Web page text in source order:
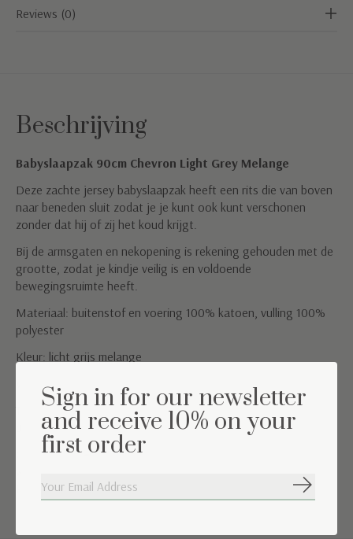
Reviews (0)
Beschrijving
Babyslaapzak 90cm Chevron Light Grey Melange
Deze zachte jersey babyslaapzak heeft een rits die van boven
naar beneden sluit zodat je je kunt ook kunt verschonen
zonder dat hij of zij het koud krijgt.
Bij de armsgaten en nekopening is rekening gehouden met de
grootte, zodat je kindje veilig is en voldoende
bewegingsruimte heeft.
Materiaal: buitenstof en voering 100% katoen, vulling 100%
polyester
Kleur: licht grijs melange
Wasinstructies: Machinewas op 30°
TOG waarde: 2.5 (geschikt voor een kamertemperatuur rond
de 18°C)
Onze slaapzakken zijn TOG geclassificeerd op basis van de
Kortom, hoe hoger de TOG waarde, hoe warmer de slaapzak.
Sign in for our newsletter
and receive 10% on your
first order
Abonneer